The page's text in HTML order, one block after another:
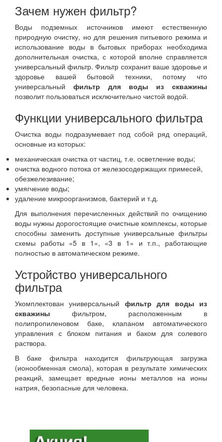
Зачем нужен фильтр?
Воды подземных источников имеют естественную
природную очистку, но для решения питьевого режима и
использование воды в бытовых приборах необходима
дополнительная очистка, с которой вполне справляется
универсальный фильтр. Фильтр сохранит ваше здоровье и
здоровье вашей бытовой техники, потому что
универсальный фильтр для воды из скважины
позволит пользоваться исключительно чистой водой.
Функции универсального фильтра
Очистка воды подразумевает под собой ряд операций,
основные из которых:
механическая очистка от частиц, т.е. осветление воды;
очистка водного потока от железосодержащих примесей,
обезжелезивание;
умягчение воды;
удаление микроорганизмов, бактерий и т.д.
Для выполнения перечисленных действий по очищению
воды нужны дорогостоящие очистные комплексы, которые
способны заменить доступные универсальные фильтры
схемы работы «5 в 1», «3 в 1» и т.п., работающие
полностью в автоматическом режиме.
Устройство универсального
фильтра
Укомплектован универсальный фильтр для воды из
скважины фильтром, расположенным в
полипропиленовом баке, клапаном автоматического
управления с блоком питания и баком для солевого
раствора.
В баке фильтра находится фильтрующая загрузка
(ионообменная смола), которая в результате химических
реакций, замещает вредные ионы металлов на ионы
натрия, безопасные для человека.